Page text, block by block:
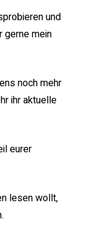
und
gerne mein
noch mehr
ihr aktuelle
eurer
lesen wollt,